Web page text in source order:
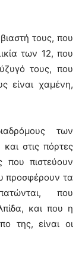
τους, που
των 12, που
τους, που
είναι χαμένη,
των
στις πόρτες
που πιστεύουν
προσφέρουν τα
που
και που η
της, είναι οι